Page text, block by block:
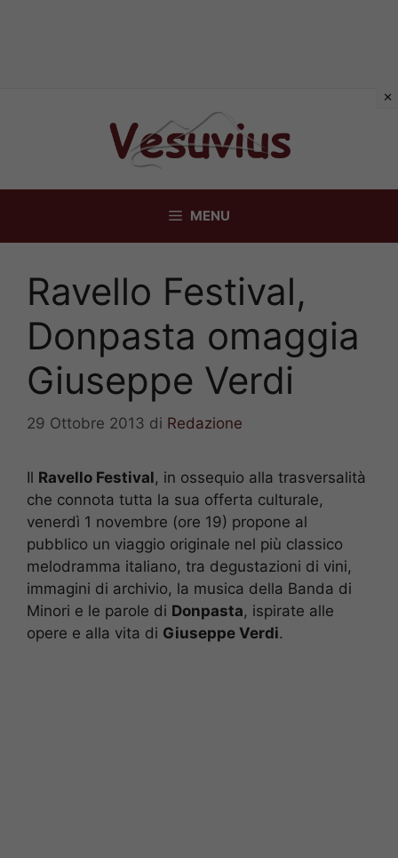
MENU
Ravello Festival,
Donpasta omaggia
Giuseppe Verdi
29 Ottobre 2013 di Redazione
Il Ravello Festival, in ossequio alla trasversalità
che connota tutta la sua offerta culturale,
venerdì 1 novembre (ore 19) propone al
pubblico un viaggio originale nel più classico
melodramma italiano, tra degustazioni di vini,
immagini di archivio, la musica della Banda di
Minori e le parole di Donpasta, ispirate alle
opere e alla vita di Giuseppe Verdi.